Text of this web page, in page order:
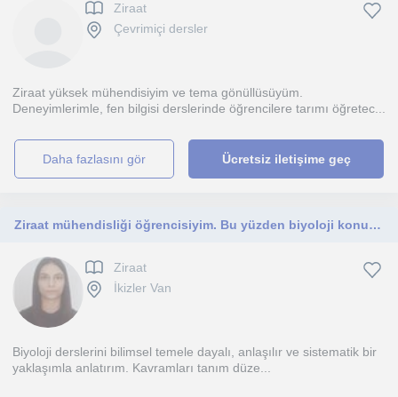
Ziraat
Çevrimiçi dersler
Ziraat yüksek mühendisiyim ve tema gönüllüsüyüm.
Deneyimlerimle, fen bilgisi derslerinde öğrencilere tarımı öğretec...
daha fazlasını gör Ücretsiz iletişime geç
Ziraat mühendisliği öğrencisiyim. Bu yüzden biyoloji konularına oldukça hakimim. Lise düzeyindeki öğrencilere ders verebilirim
Ziraat
İkizler Van
Biyoloji derslerini bilimsel temele dayalı, anlaşılır ve sistematik bir
yaklaşımla anlatırım. Kavramları tanım düze...